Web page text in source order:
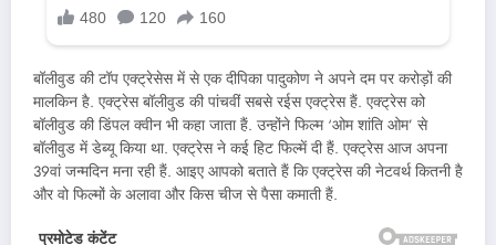
बॉलीवुड की टॉप एक्ट्रेसेस में से एक दीपिका पादुकोण ने अपने दम पर करोड़ों की
मालकिन है. एक्ट्रेस बॉलीवुड की पांचवीं सबसे रईस एक्ट्रेस हैं. एक्ट्रेस को
बॉलीवुड की डिंपल क्वीन भी कहा जाता हैं. उन्होंने फिल्म ‘ओम शांति ओम’ से
बॉलीवुड में डेब्यू किया था. एक्ट्रेस ने कई हिट फिल्में दी हैं. एक्ट्रेस आज अपना
39वां जन्मदिन मना रही हैं. आइए आपको बताते हैं कि एक्ट्रेस की नेटवर्थ कितनी है
और वो फिल्मों के अलावा और किस चीज से पैसा कमाती हैं.